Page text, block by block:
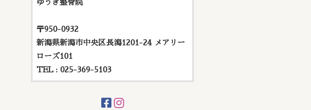
ゆうき整骨院
〒950-0932
新潟県新潟市中央区長潟1201-24 メアリー
ローズ101
TEL : 025-369-5103